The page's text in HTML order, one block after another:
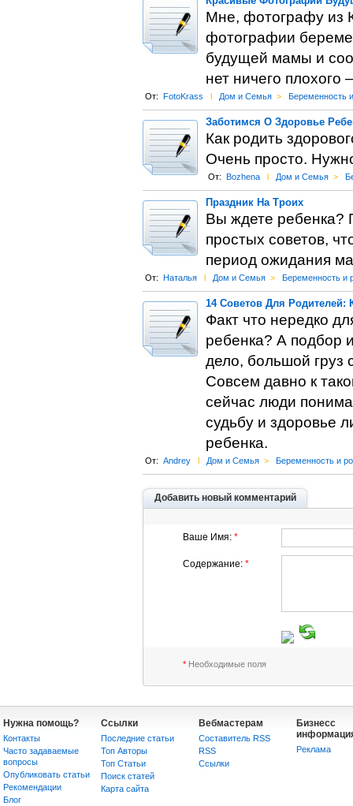
Мне, фотографу из
фотографии
будущей мамы и
нет ничего плохого
От: FotoKrass l Дом и Семья > Беременность
Заботимся О Здоровье
Как родить
Очень просто.
От: Bozhena l Дом и Семья >
Праздник На Троих
Вы ждете ребенка?
простых советов,
период ожидания
От: Наталья l Дом и Семья > Беременность и
14 Советов Для Родителей:
Факт что нередко
ребенка? А подбор
дело, большой груз
Совсем давно к
сейчас люди
судьбу и здоровье
ребенка.
От: Andrey l Дом и Семья > Беременность и
Добавить новый комментарий
Ваше Имя: *
Содержание: *
*Необходимые поля
Нужна помощь?
Контакты
Часто задаваемые
вопросы
Опубликовать статьи
Рекомендации
Блог
Ссылки
Последние статьи
Топ Авторы
Топ Статьи
Поиск статей
Карта сайта
Вебмастерам
Составитель RSS
RSS
Сcылки
Бизнесс
Реклама